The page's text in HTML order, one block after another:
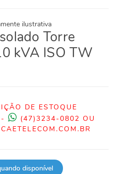
Torre
kVA ISO TW
DE ESTOQUE
(47)3234-0802 OU
disponível